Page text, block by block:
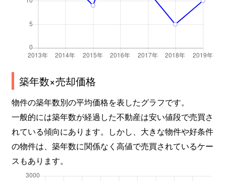
築年数×売却価格
物件の築年数別の平均価格を表したグラフです。
一般的には築年数が経過した不動産は安い値段で売買さ
れている傾向にあります。しかし、大きな物件や好条件
の物件は、築年数に関係なく高値で売買されているケー
スもあります。